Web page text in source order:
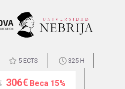
5 ECTS 325 H
306€ Beca 15%